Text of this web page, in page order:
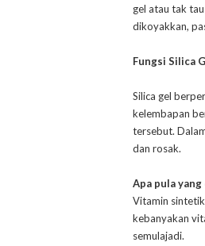
gel atau tak
dikoyakkan,
Fungsi Silica
Silica gel
kelembapan
tersebut.
dan rosak.
Apa pula
Vitamin
kebanyakan
semulajadi.